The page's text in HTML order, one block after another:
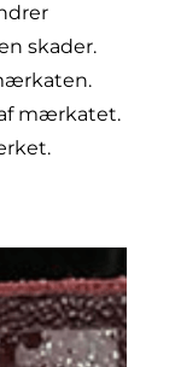
skader.
mærkatet.